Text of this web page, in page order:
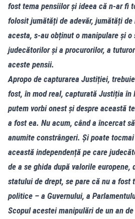
fost tema pensiilor și ideea că n-ar fi
folosit jumătăți de adevăr, jumătăți
acesta, s-au obținut o manipulare și o
judecătorilor și a procurorilor, a
aceste pensii.
Apropo de capturarea Justiției,
fost, în mod real, capturată Justiția în
putem vorbi onest și despre această
a fost ea. Nu acum, când a încercat
anumite constrângeri. Și poate
această independență pe care
de a se ghida după valorile europene,
statului de drept, se pare că nu a fost
politice – a Guvernului, a
Scopul acestei manipulări de un an